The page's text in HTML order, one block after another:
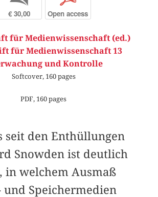
€ 30,00 Open access
für Medienwissenschaft (ed.)
für Medienwissenschaft 13
und Kontrolle
Softcover, 160 pages
PDF, 160 pages
seit den Enthüllungen
Snowden ist deutlich
in welchem Ausmaß
und Speichermedien